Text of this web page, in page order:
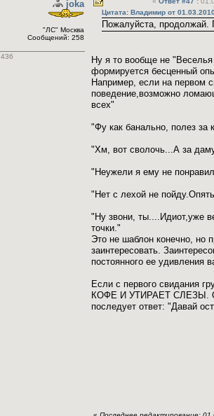
joka
"ЛС" Москва
Сообщений: 258
436
Цитата: Владимир от
Пожалуйста, продолжай.
Ну я то вообще не
формируется бесценный
Например, если на первом
поведение,возможно
всех"
"Фу как банально, полез
"Хм, вот сволочь...А за
"Неужели я ему не
"Нет с лехой не
"Ну звони, ты....Идиот,уже
точки."
Это не шаблон конечно, но
заинтересовать.
постоянного ее удивления
Если с первого свидания
КОФЕ И УТИРАЕТ СЛЕЗЫ.
последует ответ: "Давай